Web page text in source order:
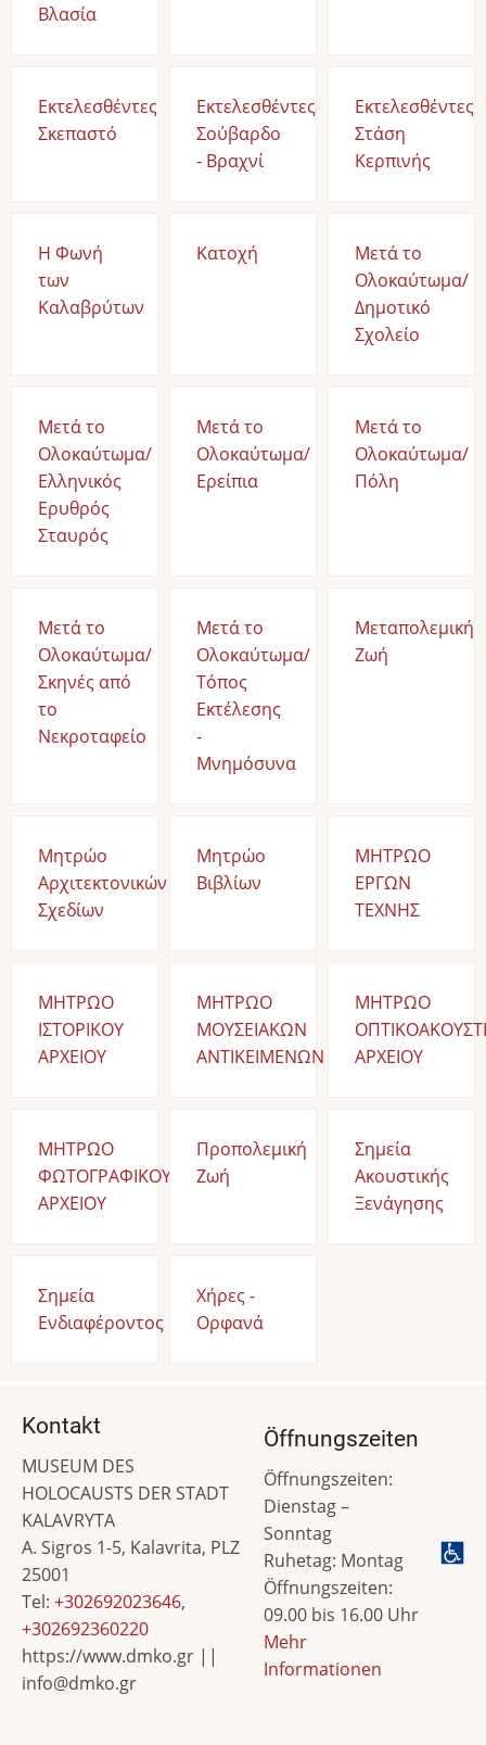
Βλασία
Εκτελεσθέντες
Σκεπαστό
Εκτελεσθέντες
Σούβαρδο
- Βραχνί
Εκτελεσθέντες
Στάση
Κερπινής
Η Φωνή
των
Καλαβρύτων
Κατοχή
Μετά το
Ολοκαύτωμα/
Δημοτικό
Σχολείο
Μετά το
Ολοκαύτωμα/
Ελληνικός
Ερυθρός
Σταυρός
Μετά το
Ολοκαύτωμα/
Ερείπια
Μετά το
Ολοκαύτωμα/
Πόλη
Μετά το
Ολοκαύτωμα/
Σκηνές από
το
Νεκροταφείο
Μετά το
Ολοκαύτωμα/
Τόπος
Εκτέλεσης
-
Μνημόσυνα
Μεταπολεμική
Ζωή
Μητρώο
Αρχιτεκτονικών
Σχεδίων
Μητρώο
Βιβλίων
ΜΗΤΡΩΟ
ΕΡΓΩΝ
ΤΕΧΝΗΣ
ΜΗΤΡΩΟ
ΙΣΤΟΡΙΚΟΥ
ΑΡΧΕΙΟΥ
ΜΗΤΡΩΟ
ΜΟΥΣΕΙΑΚΩΝ
ΑΝΤΙΚΕΙΜΕΝΩΝ
ΜΗΤΡΩΟ
ΑΡΧΕΙΟΥ
ΜΗΤΡΩΟ
ΦΩΤΟΓΡΑΦΙΚΟΥ
ΑΡΧΕΙΟΥ
Προπολεμική
Ζωή
Σημεία
Ακουστικής
Ξενάγησης
Σημεία
Ενδιαφέροντος
Χήρες -
Ορφανά
Kontakt
MUSEUM DES
HOLOCAUSTS DER STADT
KALAVRYTA
A. Sigros 1-5, Kalavrita, PLZ
25001
Tel: +302692023646,
+302692360220
https://www.dmko.gr ||
info@dmko.gr
Öffnungszeiten
Öffnungszeiten:
Dienstag –
Sonntag
Ruhetag: Montag
Öffnungszeiten:
09.00 bis 16.00 Uhr
Mehr
Informationen